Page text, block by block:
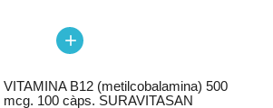
add
VITAMINA B12 (metilcobalamina) 500
mcg. 100 càps. SURAVITASAN